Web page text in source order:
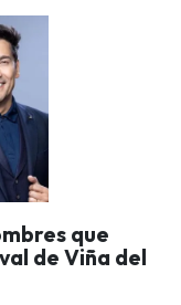
que
de Viña del